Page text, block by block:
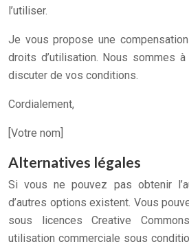
l’utiliser.
Je vous propose une
droits d’utilisation. Nous sommes
discuter de vos conditions.
Cordialement,
[Votre nom]
Alternatives légales
Si vous ne pouvez pas obtenir
d’autres options existent. Vous
sous licences Creative
utilisation commerciale sous